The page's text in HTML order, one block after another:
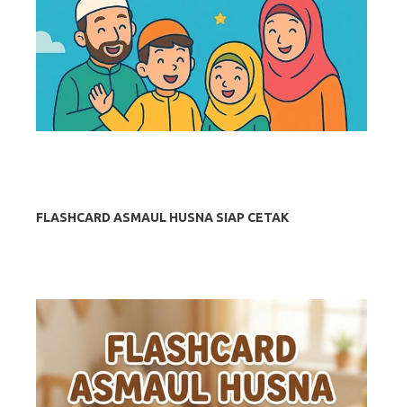
FLASHCARD ASMAUL HUSNA SIAP CETAK